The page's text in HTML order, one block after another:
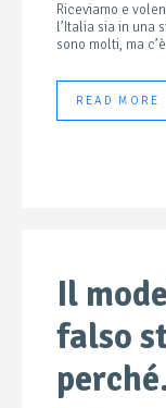
Riceviamo e
l’Italia sia in una
sono molti, ma
READ MORE
Il
falso